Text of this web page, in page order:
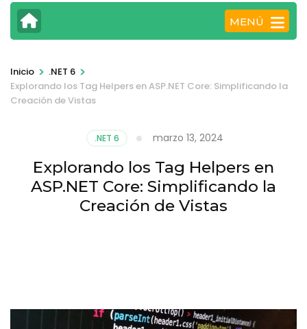
MENÚ
Inicio > .NET 6 >
Explorando los Tag Helpers en ASP.NET Core: Simplificando la
Creación de Vistas
.NET 6 marzo 13, 2024
Explorando los Tag Helpers en
ASP.NET Core: Simplificando la
Creación de Vistas